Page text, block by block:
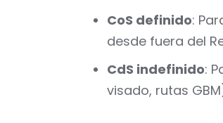
CoS definido:
desde fuera del
CdS indefinido:
visado, rutas